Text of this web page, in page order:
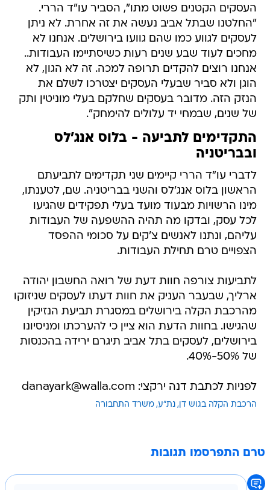
העסקים הקטנים פשוט מתו", הסביר עו"ד הררי.
"החלטנו שבתל אביב נעשה את זה אחרת. לא ניתן
לעסקים לגווע כמו שהם גוועו בירושלים. אנחנו לא
מחכים לעוד שבע שנים רעות כשיסתיימו העבודות..
אנחנו רוצים להקדים תרופה למכה. זה לא הגון, לא
הוגן ולא סביר שבעלי העסקים יצטרכו לשלם את
הנזק הזה. מדובר בעסקים שחלקם בעלי מוניטין ותק
של שנים, שבמחי יד עלולים להימחק".
התקדימים לתביעה - בלוס אנג'לס
ובבריטניה
לדברי עו"ד הררי קיימים שני תקדימים לתביעתם 
הראשון בלוס אנג'לס והשני בבריטניה. שם, לטענתו,
מינו הרשויות מבעוד מועד בעלי תפקידים שהגיעו
לכל עסק, ובדקו מה תהיה ההשפעה של העבודות
עליהם, ונתנו לאנשים צ'קים על סכומי ההפסד
הצפויים טרם תחילת העבודות.
לתביעות צורפה חוות דעת של רואה החשבון יהודה
ארליך, שבעבר העניק את חוות דעתו לעסקים שניזוקו
מהרכבת הקלה בירושלים במסגרת תביעת הנזיקין
שהגישו. בחוות הדעת הוא ציין כי להערכתו ומניסיונו
בירושלים, לעסקים בתל אביב תיגרם ירידה בהכנסות
של 50%-40%.
לפניות לכתבת דנה ירקצי: danayark@walla.com
הרכבת הקלה בגוש דן נת"ע משרד התחבורה
טרם התפרסמו תגובות